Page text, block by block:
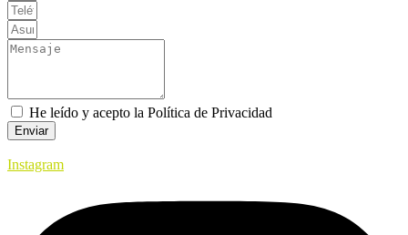
He leído y acepto la Política de Privacidad
Enviar
Instagram